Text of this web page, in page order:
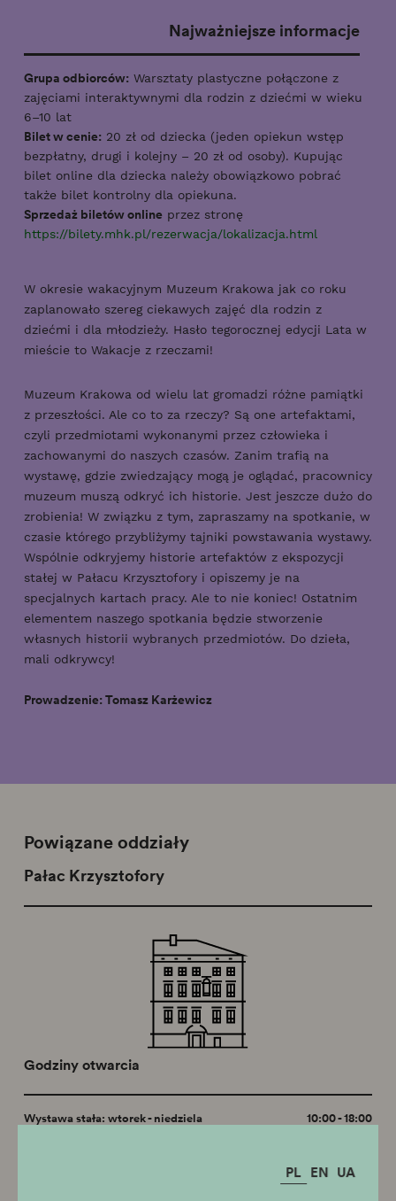
PL EN UA
Najważniejsze informacje
Grupa odbiorców: Warsztaty plastyczne połączone z
zajęciami interaktywnymi dla rodzin z dziećmi w wieku
6–10 lat
Bilet w cenie: 20 zł od dziecka (jeden opiekun wstęp
bezpłatny, drugi i kolejny – 20 zł od osoby). Kupując
bilet online dla dziecka należy obowiązkowo pobrać
także bilet kontrolny dla opiekuna.
Sprzedaż biletów online przez stronę
https://bilety.mhk.pl/rezerwacja/lokalizacja.html
W okresie wakacyjnym Muzeum Krakowa jak co roku
zaplanowało szereg ciekawych zajęć dla rodzin z
dziećmi i dla młodzieży. Hasło tegorocznej edycji Lata w
mieście to Wakacje z rzeczami!
Muzeum Krakowa od wielu lat gromadzi różne pamiątki
z przeszłości. Ale co to za rzeczy? Są one artefaktami,
czyli przedmiotami wykonanymi przez człowieka i
zachowanymi do naszych czasów. Zanim trafią na
wystawę, gdzie zwiedzający mogą je oglądać, pracownicy
muzeum muszą odkryć ich historie. Jest jeszcze dużo do
zrobienia! W związku z tym, zapraszamy na spotkanie, w
czasie którego przybliżymy tajniki powstawania wystawy.
Wspólnie odkryjemy historie artefaktów z ekspozycji
stałej w Pałacu Krzysztofory i opiszemy je na
specjalnych kartach pracy. Ale to nie koniec! Ostatnim
elementem naszego spotkania będzie stworzenie
własnych historii wybranych przedmiotów. Do dzieła,
mali odkrywcy!
Prowadzenie: Tomasz Karżewicz
Powiązane oddziały
Pałac Krzysztofory
Godziny otwarcia
Wystawa stała: wtorek - niedziela 10:00 - 18:00
31 grudnia Sylwester: wystawa stała 10:00 - 15:00, wystawa